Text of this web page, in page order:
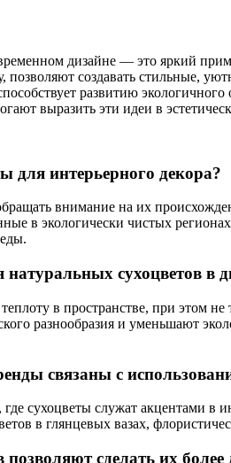
дизайне — это яркий
создавать стильные,
развитию
выразить эти идеи в
для интерьерного декора?
внимание на их
в экологически чистых
сухоцветов в
в пространстве, при этом
разнообразия и уменьшают
связаны с
сухоцветы служат акцентами в
в глянцевых вазах,
позволяют сделать их